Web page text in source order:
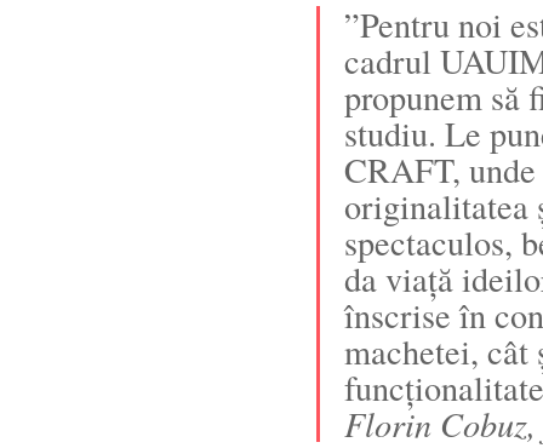
”Pentru noi
cadrul
propunem să
studiu. Le
CRAFT,
originalitatea
spectaculos,
da viață
înscrise în
machetei, cât
Florin